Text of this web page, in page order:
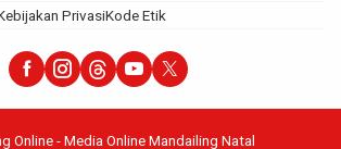
PrivasiKode Etik
Online - Media Online Mandailing Natal